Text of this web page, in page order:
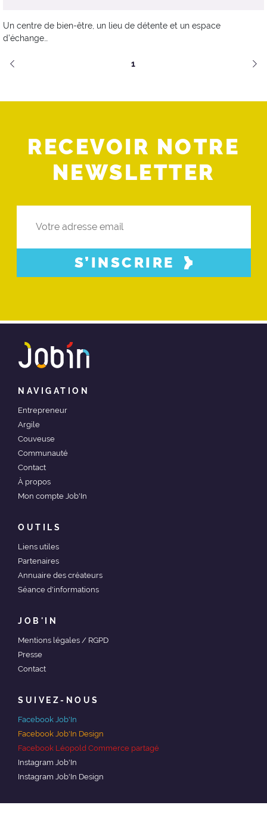
Un centre de bien-être, un lieu de détente et un espace
d’échange…
1
RECEVOIR NOTRE
NEWSLETTER
S’INSCRIRE
NAVIGATION
Entrepreneur
Argile
Couveuse
Communauté
Contact
À propos
Mon compte Job'In
OUTILS
Liens utiles
Partenaires
Annuaire des créateurs
Séance d'informations
JOB'IN
Mentions légales / RGPD
Presse
Contact
SUIVEZ-NOUS
Facebook Job'In
Facebook Job'In Design
Facebook Léopold Commerce partagé
Instagram Job'In
Instagram Job'In Design